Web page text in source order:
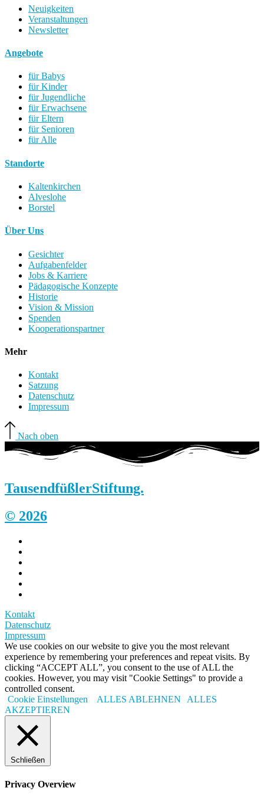
Neuigkeiten
Veranstaltungen
Newsletter
Angebote
für Babys
für Kinder
für Jugendliche
für Erwachsene
für Eltern
für Senioren
für Alle
Standorte
Kaltenkirchen
Alveslohe
Borstel
Über Uns
Gesichter
Aufgabenfelder
Jobs & Karriere
Pädagogische Konzepte
Historie
Vision & Mission
Spenden
Kooperationspartner
Mehr
Kontakt
Satzung
Datenschutz
Impressum
Nach oben
TausendfüßlerStiftung.
© 2026
Kontakt
Datenschutz
Impressum
We use cookies on our website to give you the most relevant
experience by remembering your preferences and repeat visits. By
clicking “ACCEPT ALL”, you consent to the use of ALL the
cookies. However, you may visit "Cookie Settings" to provide a
controlled consent.
Cookie Einstellungen
ALLES ABLEHNEN
ALLES
AKZEPTIEREN
Schließen
Privacy Overview